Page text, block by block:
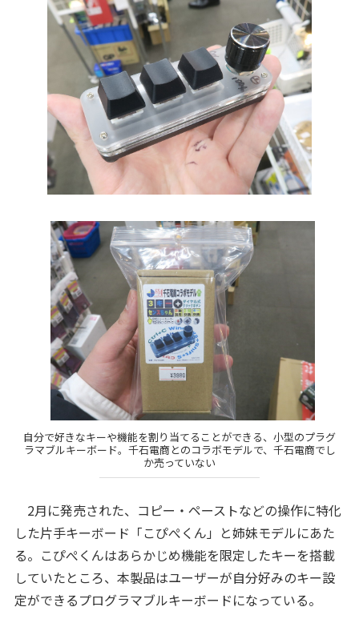
自分で好きなキーや機能を割り当てることができる、小型のプラグ
ラマブルキーボード。千石電商とのコラボモデルで、千石電商でし
か売っていない
2月に発売された、コピー・ペーストなどの操作に特化
した片手キーボード「こぴぺくん」と姉妹モデルにあた
る。こぴぺくんはあらかじめ機能を限定したキーを搭載
していたところ、本製品はユーザーが自分好みのキー設
定ができるプログラマブルキーボードになっている。